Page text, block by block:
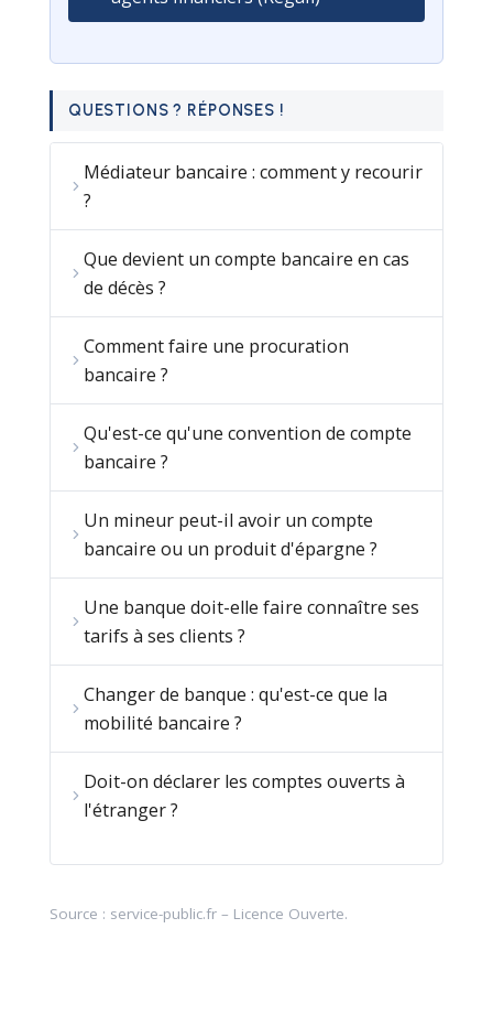
QUESTIONS ? RÉPONSES !
Médiateur bancaire : comment y recourir
?
Que devient un compte bancaire en cas
de décès ?
Comment faire une procuration
bancaire ?
Qu'est-ce qu'une convention de compte
bancaire ?
Un mineur peut-il avoir un compte
bancaire ou un produit d'épargne ?
Une banque doit-elle faire connaître ses
tarifs à ses clients ?
Changer de banque : qu'est-ce que la
mobilité bancaire ?
Doit-on déclarer les comptes ouverts à
l'étranger ?
Source : service-public.fr– Licence Ouverte.